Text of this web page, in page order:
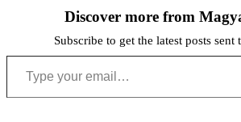
Discover more from
Subscribe to get the latest posts sent
Type your email…